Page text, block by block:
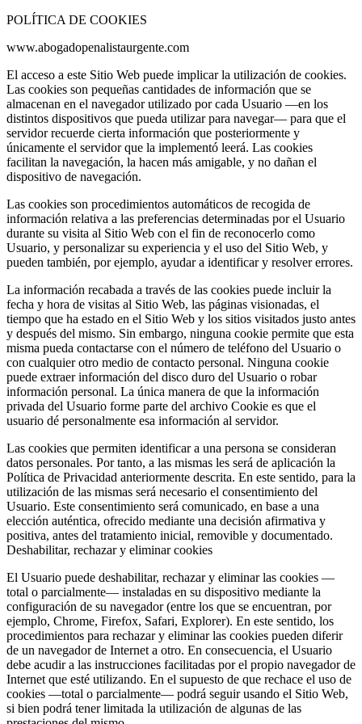
POLÍTICA DE COOKIES
www.abogadopenalistaurgente.com
El acceso a este Sitio Web puede implicar la utilización de cookies.
Las cookies son pequeñas cantidades de información que se
almacenan en el navegador utilizado por cada Usuario —en los
distintos dispositivos que pueda utilizar para navegar— para que el
servidor recuerde cierta información que posteriormente y
únicamente el servidor que la implementó leerá. Las cookies
facilitan la navegación, la hacen más amigable, y no dañan el
dispositivo de navegación.
Las cookies son procedimientos automáticos de recogida de
información relativa a las preferencias determinadas por el Usuario
durante su visita al Sitio Web con el fin de reconocerlo como
Usuario, y personalizar su experiencia y el uso del Sitio Web, y
pueden también, por ejemplo, ayudar a identificar y resolver errores.
La información recabada a través de las cookies puede incluir la
fecha y hora de visitas al Sitio Web, las páginas visionadas, el
tiempo que ha estado en el Sitio Web y los sitios visitados justo antes
y después del mismo. Sin embargo, ninguna cookie permite que esta
misma pueda contactarse con el número de teléfono del Usuario o
con cualquier otro medio de contacto personal. Ninguna cookie
puede extraer información del disco duro del Usuario o robar
información personal. La única manera de que la información
privada del Usuario forme parte del archivo Cookie es que el
usuario dé personalmente esa información al servidor.
Las cookies que permiten identificar a una persona se consideran
datos personales. Por tanto, a las mismas les será de aplicación la
Política de Privacidad anteriormente descrita. En este sentido, para la
utilización de las mismas será necesario el consentimiento del
Usuario. Este consentimiento será comunicado, en base a una
elección auténtica, ofrecido mediante una decisión afirmativa y
positiva, antes del tratamiento inicial, removible y documentado.
Deshabilitar, rechazar y eliminar cookies
El Usuario puede deshabilitar, rechazar y eliminar las cookies —
total o parcialmente— instaladas en su dispositivo mediante la
configuración de su navegador (entre los que se encuentran, por
ejemplo, Chrome, Firefox, Safari, Explorer). En este sentido, los
procedimientos para rechazar y eliminar las cookies pueden diferir
de un navegador de Internet a otro. En consecuencia, el Usuario
debe acudir a las instrucciones facilitadas por el propio navegador de
Internet que esté utilizando. En el supuesto de que rechace el uso de
cookies —total o parcialmente— podrá seguir usando el Sitio Web,
si bien podrá tener limitada la utilización de algunas de las